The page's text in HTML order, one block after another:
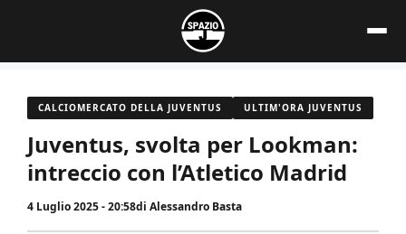
contenuto
CALCIOMERCATO DELLA JUVENTUS ULTIM'ORA JUVENTUS
Juventus, svolta per Lookman:
intreccio con l’Atletico Madrid
4 Luglio 2025 - 20:58di Alessandro Basta